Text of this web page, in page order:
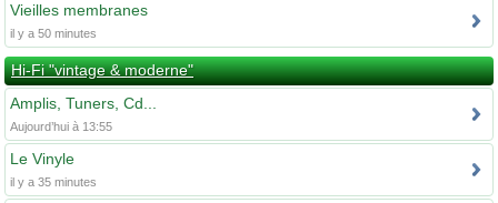
Vieilles membranes
il y a 50 minutes
Hi-Fi "vintage & moderne"
Amplis, Tuners, Cd...
Aujourd’hui à 13:55
Le Vinyle
il y a 35 minutes